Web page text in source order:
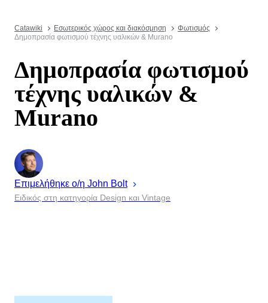
Catawiki Εσωτερικός χώρος και διακόσμηση
Φωτισμός
Δημοπρασία φωτισμού τέχνης υαλικών & Murano
Δημοπρασία φωτισμού
τέχνης υαλικών &
Murano
Επιμελήθηκε ο/η John Bolt
Ειδικός στη κατηγορία Design και Vintage